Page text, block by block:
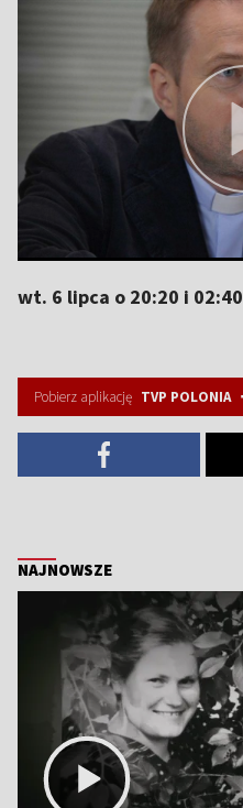
wt. 6 lipca o 20:20 i 02:40
Pobierz aplikację TVP POLONIA
NAJNOWSZE